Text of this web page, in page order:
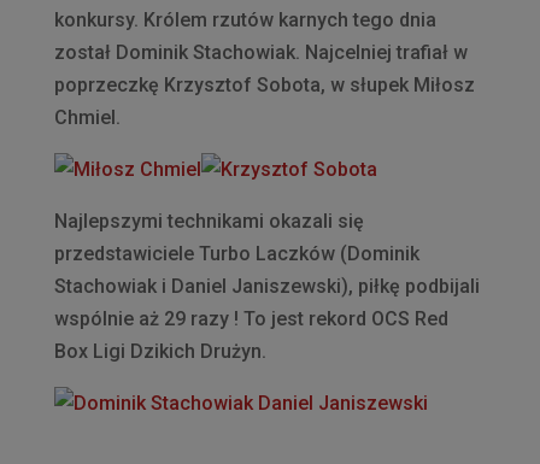
konkursy. Królem rzutów karnych tego dnia
został Dominik Stachowiak. Najcelniej trafiał w
poprzeczkę Krzysztof Sobota, w słupek Miłosz
Chmiel.
Najlepszymi technikami okazali się
przedstawiciele Turbo Laczków (Dominik
Stachowiak i Daniel Janiszewski), piłkę podbijali
wspólnie aż 29 razy ! To jest rekord OCS Red
Box Ligi Dzikich Drużyn.